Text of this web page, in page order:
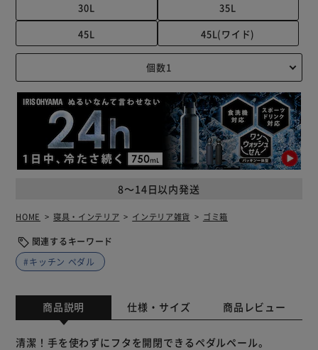
30L
35L
45L
45L(ワイド)
8～14日以内発送
HOME 寝具・インテリア インテリア雑貨 ゴミ箱
関連するキーワード
#キッチン ペダル
商品説明 仕様・サイズ 商品レビュー
清潔！手を使わずにフタを開閉できるペダルペール。